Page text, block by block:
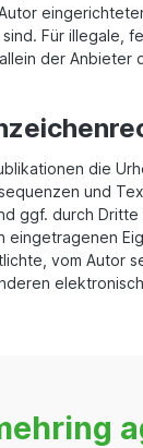
Für illegale,
der
die
und
ggf. durch
vom Autor